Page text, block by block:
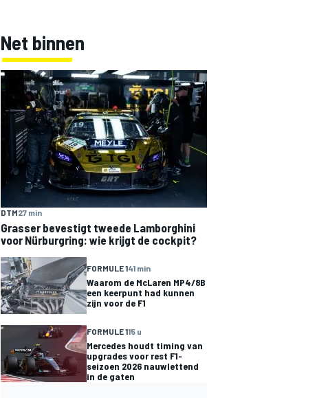
Net binnen
DTM27 min
Grasser bevestigt tweede Lamborghini
voor Nürburgring: wie krijgt de cockpit?
FORMULE 141 min
Waarom de McLaren MP4/8B
een keerpunt had kunnen
zijn voor de F1
FORMULE 115 u
Mercedes houdt timing van
upgrades voor rest F1-
seizoen 2026 nauwlettend
in de gaten